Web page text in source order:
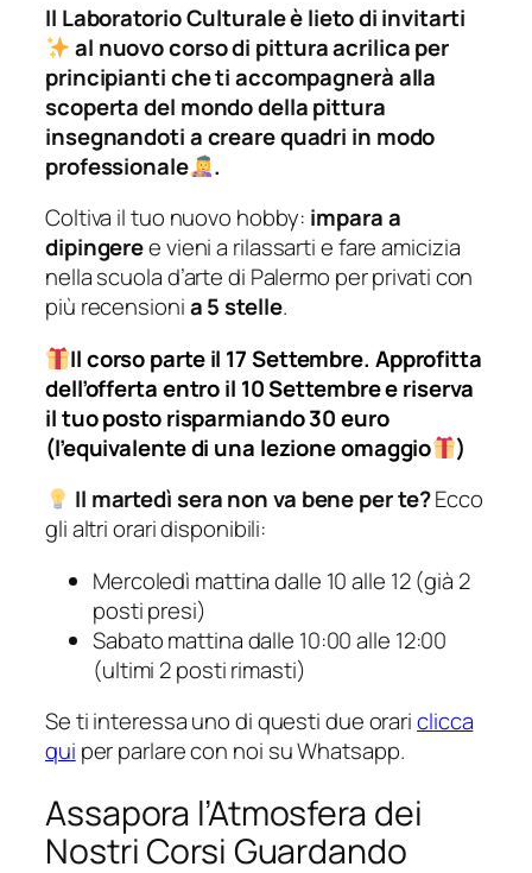
Il Laboratorio Culturale è lieto di invitarti
al nuovo corso di pittura acrilica per
principianti che ti accompagnerà alla
scoperta del mondo della pittura
insegnandoti a creare quadri in modo
professionale
.
Coltiva il tuo nuovo hobby: impara a
dipingeree vieni a rilassarti e fare amicizia
nella scuola d’arte di Palermo per privati con
più recensionia 5 stelle.
Il corso parte il 17 Settembre. Approfitta
dell’offerta entro il 10 Settembre e riserva
il tuo posto risparmiando 30 euro
(l’equivalente di una lezione omaggio
)
Il martedì sera non va bene per te?Ecco
gli altri orari disponibili:
Mercoledì mattina dalle 10 alle 12 (già 2
posti presi)
Sabato mattina dalle 10:00 alle 12:00
(ultimi 2 posti rimasti)
Se ti interessa uno di questi due orariclicca
qui per parlare con noi su Whatsapp.
Assapora l’Atmosfera dei
Nostri Corsi Guardando